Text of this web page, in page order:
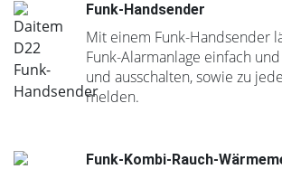
Funk-Handsender
Mit einem Funk-Handsender
Funk-Alarmanlage einfach
und ausschalten, sowie zu
melden.
Funk-Kombi-Rauch-